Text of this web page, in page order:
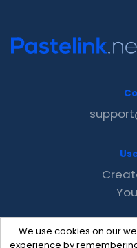
We use cookies on our
experience by